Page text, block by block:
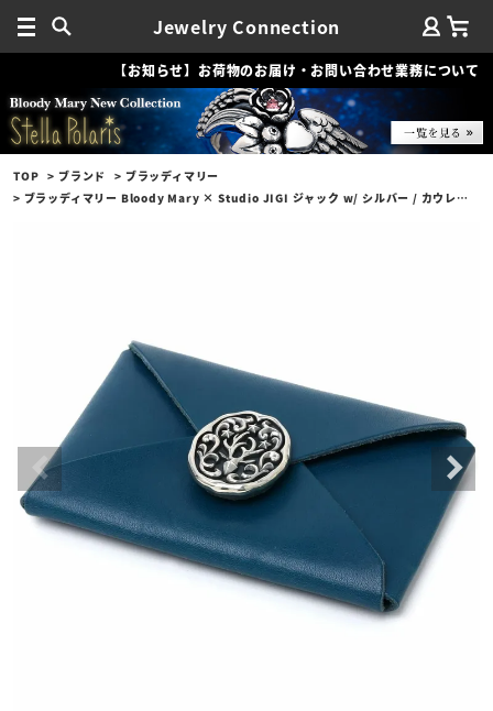
Jewelry Connection
【お知らせ】お荷物のお届け・お問い合わせ業務について
TOP ブランド
ブラッディマリー
ブラッディマリー Bloody Mary × Studio JIGI ジャック w/ シルバー / カウレザー ブルー